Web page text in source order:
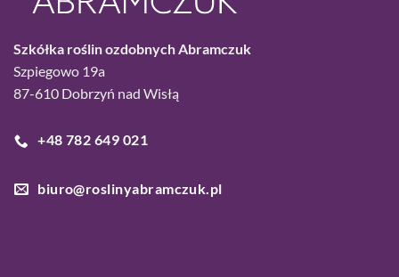
Szkółka roślin ozdobnych Abramczuk
Szpiegowo 19a
87-610 Dobrzyń nad Wisłą
+48 782 649 021
biuro@roslinyabramczuk.pl